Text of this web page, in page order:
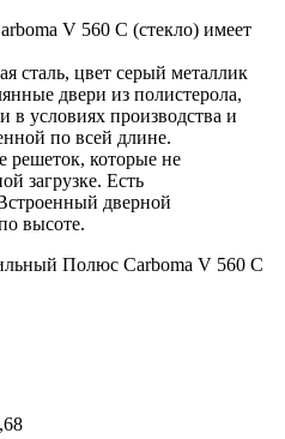
V 560 С (стекло) имеет
сталь, цвет серый металлик
двери из полистерола,
в условиях производства и
по всей длине.
решеток, которые не
загрузке. Есть
дверной
высоте.
Полюс Carboma V 560 С